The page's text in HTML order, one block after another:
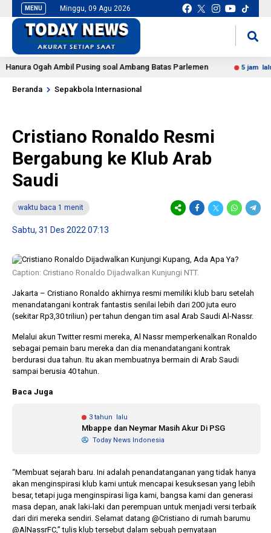
MENU Minggu, 09 Agu 2026
Ogah Ambil Pusing soal Ambang Batas Parlemen 5 jam lalu
Beranda Sepakbola Internasional
Cristiano Ronaldo Resmi
Bergabung ke Klub Arab
Saudi
waktu baca 1 menit
Sabtu, 31 Des 2022 07:13
Caption: Cristiano Ronaldo Dijadwalkan Kunjungi NTT.
Jakarta – Cristiano Ronaldo akhirnya resmi memiliki klub baru setelah
menandatangani kontrak fantastis senilai lebih dari 200 juta euro
(sekitar Rp3,30 triliun) per tahun dengan tim asal Arab Saudi Al-Nassr.
Melalui akun Twitter resmi mereka, Al Nassr memperkenalkan Ronaldo
sebagai pemain baru mereka dan dia menandatangani kontrak
berdurasi dua tahun. Itu akan membuatnya bermain di Arab Saudi
sampai berusia 40 tahun.
Baca Juga
3 tahun lalu
Mbappe dan Neymar Masih Akur Di PSG
Today News Indonesia
“Membuat sejarah baru. Ini adalah penandatanganan yang tidak hanya
akan menginspirasi klub kami untuk mencapai kesuksesan yang lebih
besar, tetapi juga menginspirasi liga kami, bangsa kami dan generasi
masa depan, anak laki-laki dan perempuan untuk menjadi versi terbaik
dari diri mereka sendiri. Selamat datang @Cristiano di rumah barumu
@AlNassrFC,” tulis klub tersebut dalam sebuah pernyataan
1 tahun lalu
Banyak Gugatan di
Pilkada 2024, Legislator
Ragukan SDM Bawaslu
10 bulan lalu
KPU
Keputusan
Capres-